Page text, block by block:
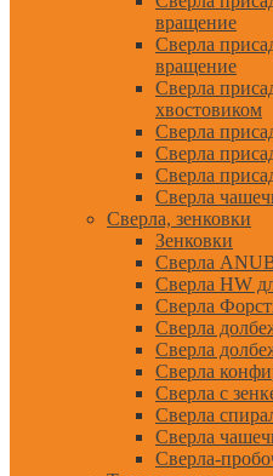
вращение
Сверла
вращение
Сверла
хвостовиком
Сверла
Сверла
Сверла
Сверла
Сверла, зенковки
Зенковки
Сверла
Сверла HW
Сверла
Сверла
Сверла
Сверла
Сверла с
Сверла
Сверла
Сверла-